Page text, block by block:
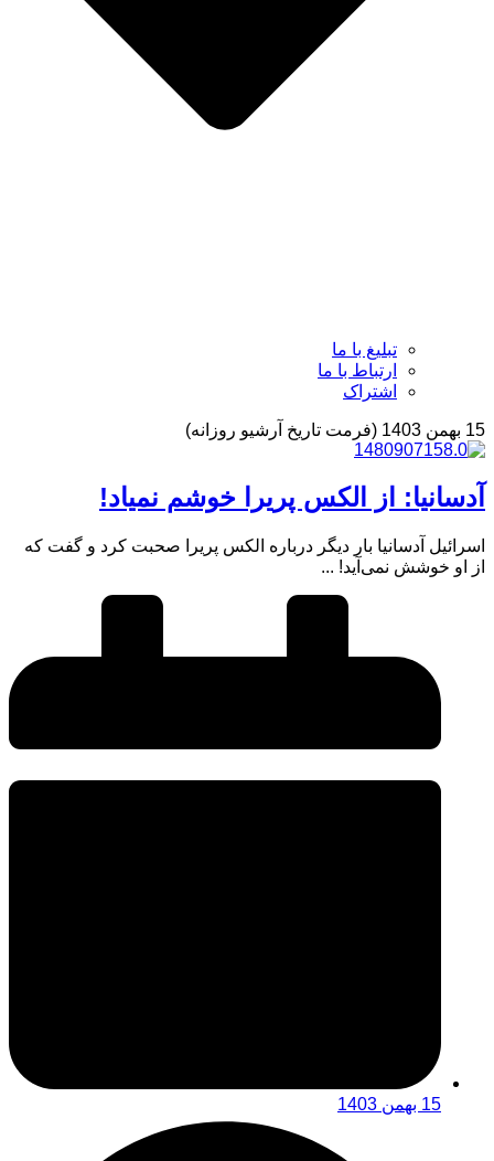
تبلیغ با ما
ارتباط با ما
اشتراک
15 بهمن 1403 (فرمت تاریخ آرشیو روزانه)
آدسانیا: از الکس پریرا خوشم نمیاد!
اسرائیل آدسانیا بار دیگر درباره الکس پریرا صحبت کرد و گفت که
از او خوشش نمی‌آید! ...
15 بهمن 1403